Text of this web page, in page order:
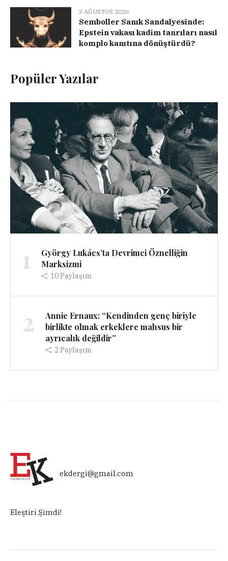
3 AĞUSTOS 2026
Semboller Sanık Sandalyesinde:
Epstein vakası kadim tanrıları nasıl
komplo kanıtına dönüştürdü?
Popüler Yazılar
1
György Lukács’ta Devrimci Öznelliğin
Marksizmi
10Paylaşım
2
Annie Ernaux: “Kendinden genç biriyle
birlikte olmak erkeklere mahsus bir
ayrıcalık değildir”
2 Paylaşım
ekdergi@gmail.com
Eleştiri Şimdi!